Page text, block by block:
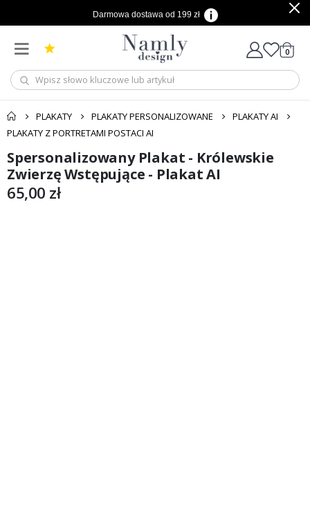
Darmowa dostawa od 199 zł
Cart
0
PLAKATY PLAKATY PERSONALIZOWANE
PLAKATY AI
PLAKATY Z PORTRETAMI POSTACI AI
Przejdź
na
koniec
galerii
Przejdź
na
początek
galerii
Spersonalizowany Plakat - Królewskie
Zwierzę Wstępujące - Plakat AI
65,00 zł